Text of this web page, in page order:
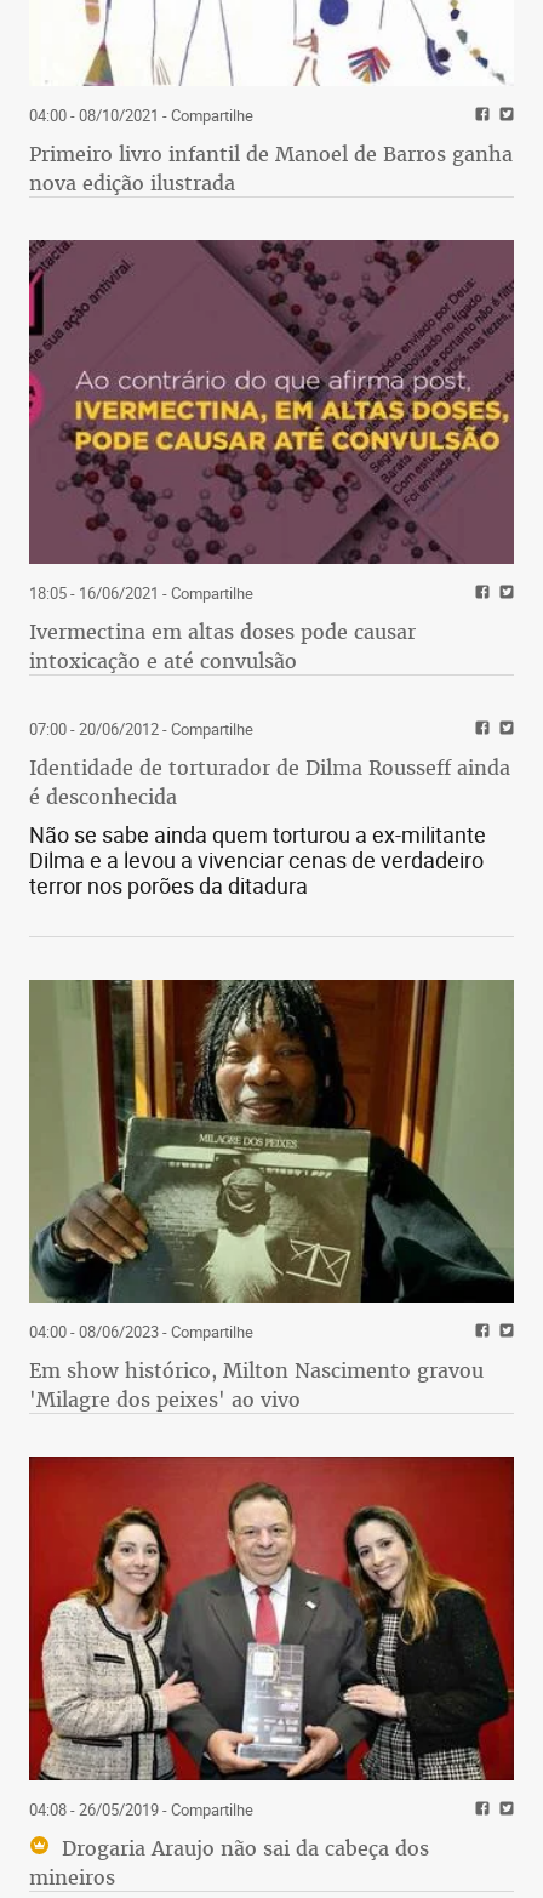
04:00 - 08/10/2021 - Compartilhe
Primeiro livro infantil de Manoel de Barros ganha
nova edição ilustrada
18:05 - 16/06/2021 - Compartilhe
Ivermectina em altas doses pode causar
intoxicação e até convulsão
07:00 - 20/06/2012- Compartilhe
Identidade de torturador de Dilma Rousseff ainda
é desconhecida
Não se sabe ainda quem torturou a ex-militante
Dilma e a levou a vivenciar cenas de verdadeiro
terror nos porões da ditadura
04:00 - 08/06/2023- Compartilhe
Em show histórico, Milton Nascimento gravou
'Milagre dos peixes' ao vivo
04:08 - 26/05/2019- Compartilhe
Drogaria Araujo não sai da cabeça dos
mineiros